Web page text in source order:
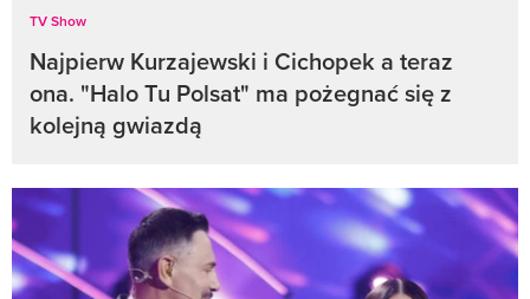
TV Show
Najpierw Kurzajewski i Cichopek a teraz
ona. "Halo Tu Polsat" ma pożegnać się z
kolejną gwiazdą